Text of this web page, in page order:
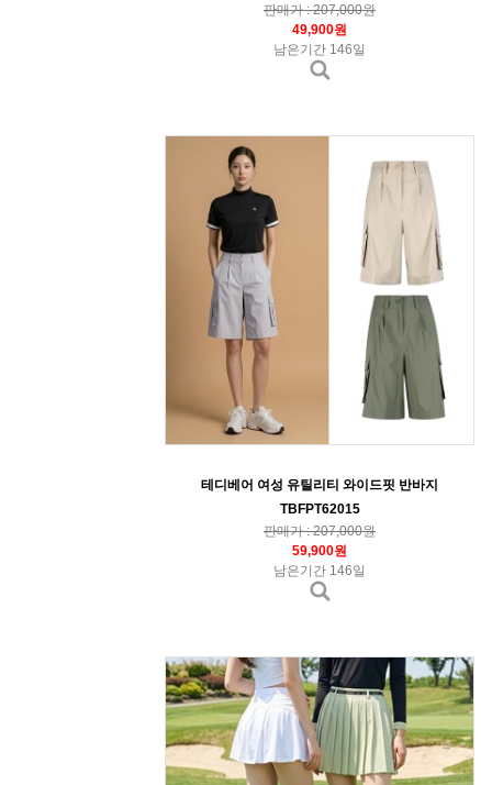
판매가 : 207,000원
49,900원
남은기간 146일
테디베어 여성 유틸리티 와이드핏 반바지
TBFPT62015
판매가 : 207,000원
59,900원
남은기간 146일